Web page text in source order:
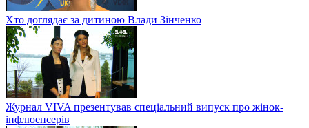
Хто доглядає за дитиною Влади Зінченко
Журнал VIVA презентував спеціальний випуск про жінок-
інфлюенсерів